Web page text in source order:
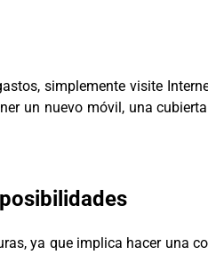
simplemente visite
un nuevo móvil, una
ya que implica hacer una